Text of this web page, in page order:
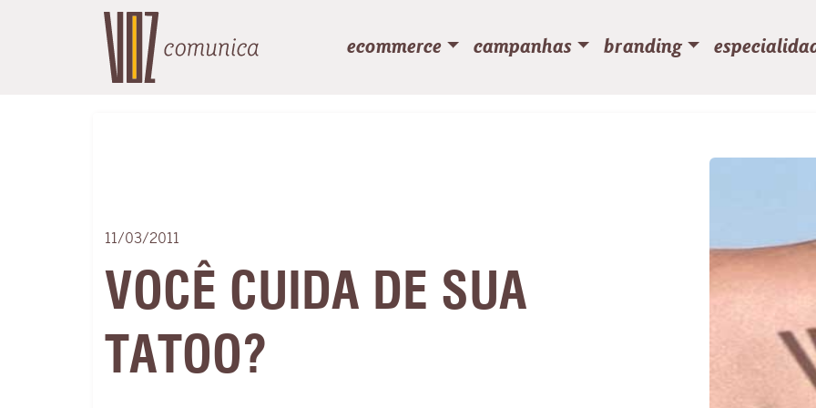
ecommerce campanhas branding
11/03/2011
VOCÊ CUIDA DE SUA
TATOO?